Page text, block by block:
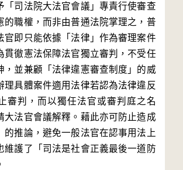
「司法院大法官會議」專責行使審查
的職權，而非由普通法院掌理之，普
官即只能依據「法律」作為審理案件
貫徹憲法保障法官獨立審判，不受任
，並兼顧「法律違憲審查制度」的威
理具體案件適用法律若認為法律違反
審判，而以獨任法官或審判庭之名
大法官會議解釋。藉此亦可防止造成
的推論，避免一般法官在認事用法上
維護了「司法是社會正義最後一道防